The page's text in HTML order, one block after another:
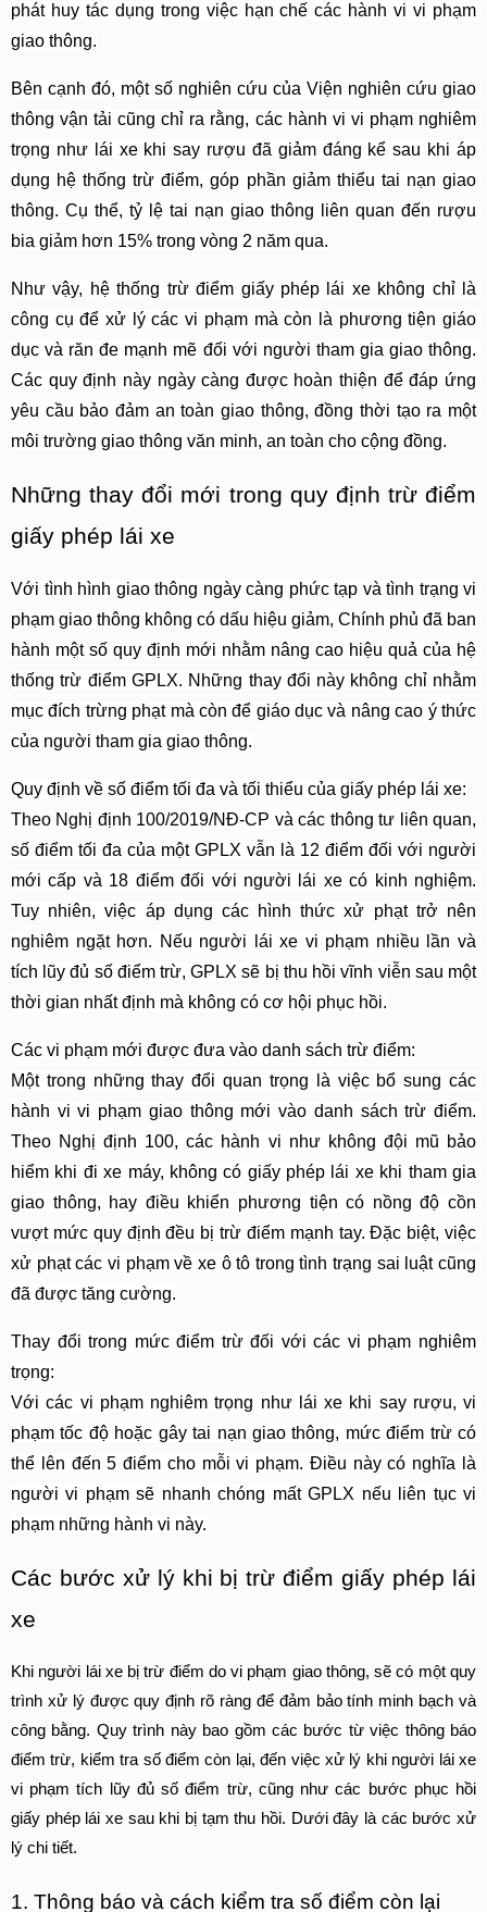
phát huy tác dụng trong việc hạn chế các hành vi vi phạm
giao thông.
Bên cạnh đó, một số nghiên cứu của Viện nghiên cứu giao
thông vận tải cũng chỉ ra rằng, các hành vi vi phạm nghiêm
trọng như lái xe khi say rượu đã giảm đáng kể sau khi áp
dụng hệ thống trừ điểm, góp phần giảm thiểu tai nạn giao
thông. Cụ thể, tỷ lệ tai nạn giao thông liên quan đến rượu
bia giảm hơn 15% trong vòng 2 năm qua.
Như vậy, hệ thống trừ điểm giấy phép lái xe không chỉ là
công cụ để xử lý các vi phạm mà còn là phương tiện giáo
dục và răn đe mạnh mẽ đối với người tham gia giao thông.
Các quy định này ngày càng được hoàn thiện để đáp ứng
yêu cầu bảo đảm an toàn giao thông, đồng thời tạo ra một
môi trường giao thông văn minh, an toàn cho cộng đồng.
Những thay đổi mới trong quy định trừ điểm
giấy phép lái xe
Với tình hình giao thông ngày càng phức tạp và tình trạng vi
phạm giao thông không có dấu hiệu giảm, Chính phủ đã ban
hành một số quy định mới nhằm nâng cao hiệu quả của hệ
thống trừ điểm GPLX. Những thay đổi này không chỉ nhằm
mục đích trừng phạt mà còn để giáo dục và nâng cao ý thức
của người tham gia giao thông.
Quy định về số điểm tối đa và tối thiểu của giấy phép lái xe:
Theo Nghị định 100/2019/NĐ-CP và các thông tư liên quan,
số điểm tối đa của một GPLX vẫn là 12 điểm đối với người
mới cấp và 18 điểm đối với người lái xe có kinh nghiệm.
Tuy nhiên, việc áp dụng các hình thức xử phạt trở nên
nghiêm ngặt hơn. Nếu người lái xe vi phạm nhiều lần và
tích lũy đủ số điểm trừ, GPLX sẽ bị thu hồi vĩnh viễn sau một
thời gian nhất định mà không có cơ hội phục hồi.
Các vi phạm mới được đưa vào danh sách trừ điểm:
Một trong những thay đổi quan trọng là việc bổ sung các
hành vi vi phạm giao thông mới vào danh sách trừ điểm.
Theo Nghị định 100, các hành vi như không đội mũ bảo
hiểm khi đi xe máy, không có giấy phép lái xe khi tham gia
giao thông, hay điều khiển phương tiện có nồng độ cồn
vượt mức quy định đều bị trừ điểm mạnh tay. Đặc biệt, việc
xử phạt các vi phạm về xe ô tô trong tình trạng sai luật cũng
đã được tăng cường.
Thay đổi trong mức điểm trừ đối với các vi phạm nghiêm
trọng:
Với các vi phạm nghiêm trọng như lái xe khi say rượu, vi
phạm tốc độ hoặc gây tai nạn giao thông, mức điểm trừ có
thể lên đến 5 điểm cho mỗi vi phạm. Điều này có nghĩa là
người vi phạm sẽ nhanh chóng mất GPLX nếu liên tục vi
phạm những hành vi này.
Các bước xử lý khi bị trừ điểm giấy phép lái
xe
Khi người lái xe bị trừ điểm do vi phạm giao thông, sẽ có một quy
trình xử lý được quy định rõ ràng để đảm bảo tính minh bạch và
công bằng. Quy trình này bao gồm các bước từ việc thông báo
điểm trừ, kiểm tra số điểm còn lại, đến việc xử lý khi người lái xe
vi phạm tích lũy đủ số điểm trừ, cũng như các bước phục hồi
giấy phép lái xe sau khi bị tạm thu hồi. Dưới đây là các bước xử
lý chi tiết.
1. Thông báo và cách kiểm tra số điểm còn lại